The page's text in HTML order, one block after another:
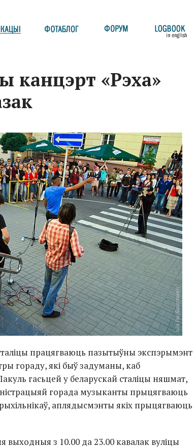
канцэрт «Рэха»
працягваюць пазытыўны экспэрымэнт
гораду, які быў задуманы, каб
гасьцей у беларускай сталіцы няшмат,
горада музыканты прыцягваюць
аплядысмэнты якіх прыцягваюць
выходныя з 10.00 да 23.00 кавалак вуліцы